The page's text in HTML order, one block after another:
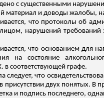
с существенными
материал и доводы жалобы,
что протоколы об
нарушений требований
что основанием для
на состояние
в соответствующей графе.
следует, что
присутствии двух понятых.
и подпись последнего,